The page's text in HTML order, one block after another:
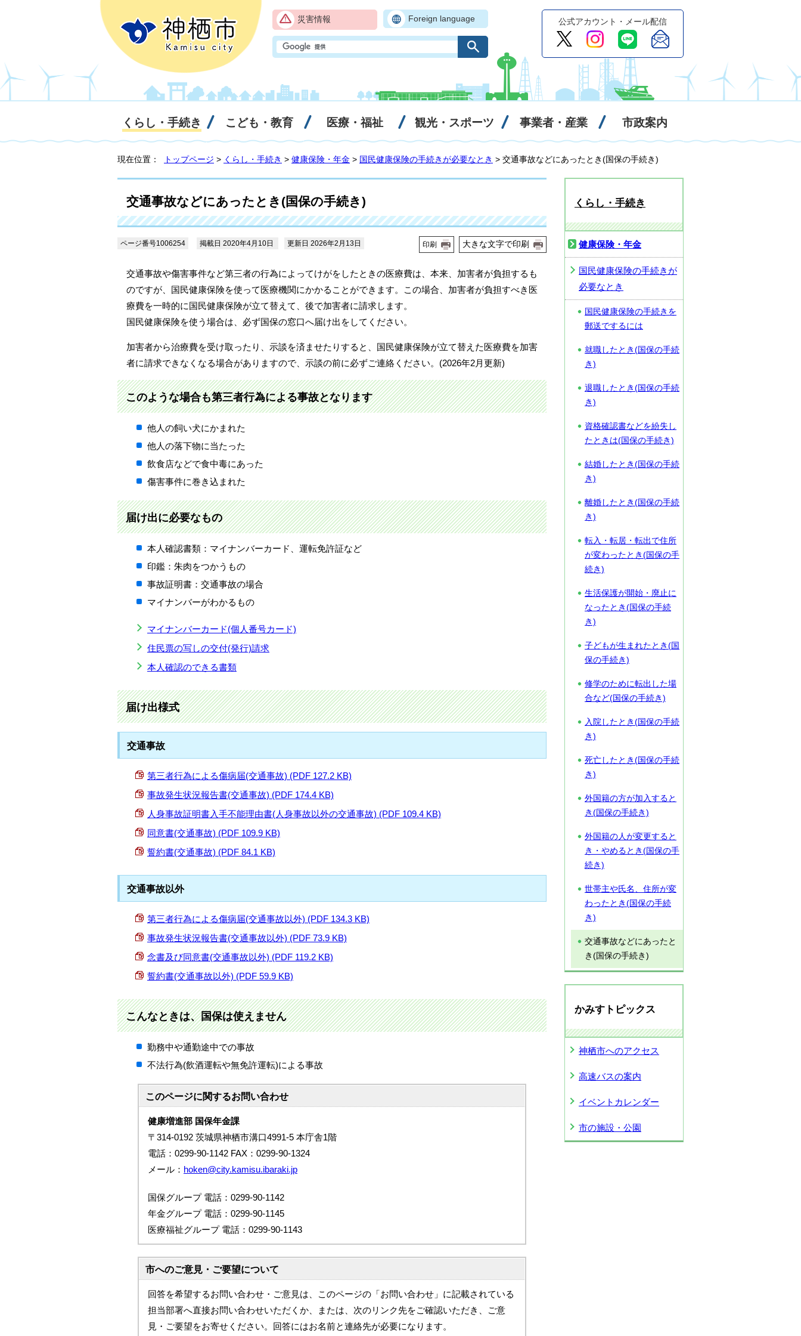
災害情報 Foreign language 公式アカウント・メール配信
くらし・手続き こども・教育 医療・福祉 観光・スポーツ 事業者・産業 市政案内
現在位置： トップページ > くらし・手続き > 健康保険・年金 > 国民健康保険の手続きが必要なとき > 交通事故などにあったとき(国保の手続き)
交通事故などにあったとき(国保の手続き)
ページ番号1006254 掲載日 2020年4月10日 更新日 2026年2月13日 印刷 大きな文字で印刷
交通事故や傷害事件など第三者の行為によってけがをしたときの医療費は、本来、加害者が負担するも
のですが、国民健康保険を使って医療機関にかかることができます。この場合、加害者が負担すべき医
療費を一時的に国民健康保険が立て替えて、後で加害者に請求します。
国民健康保険を使う場合は、必ず国保の窓口へ届け出をしてください。
加害者から治療費を受け取ったり、示談を済ませたりすると、国民健康保険が立て替えた医療費を加害
者に請求できなくなる場合がありますので、示談の前に必ずご連絡ください。(2026年2月更新)
このような場合も第三者行為による事故となります
他人の飼い犬にかまれた
他人の落下物に当たった
飲食店などで食中毒にあった
傷害事件に巻き込まれた
届け出に必要なもの
本人確認書類：マイナンバーカード、運転免許証など
印鑑：朱肉をつかうもの
事故証明書：交通事故の場合
マイナンバーがわかるもの
マイナンバーカード(個人番号カード)
住民票の写しの交付(発行)請求
本人確認のできる書類
届け出様式
交通事故
第三者行為による傷病届(交通事故) (PDF 127.2 KB)
事故発生状況報告書(交通事故) (PDF 174.4 KB)
人身事故証明書入手不能理由書(人身事故以外の交通事故) (PDF 109.4 KB)
同意書(交通事故) (PDF 109.9 KB)
誓約書(交通事故) (PDF 84.1 KB)
交通事故以外
第三者行為による傷病届(交通事故以外) (PDF 134.3 KB)
事故発生状況報告書(交通事故以外) (PDF 73.9 KB)
念書及び同意書(交通事故以外) (PDF 119.2 KB)
誓約書(交通事故以外) (PDF 59.9 KB)
こんなときは、国保は使えません
勤務中や通勤途中での事故
不法行為(飲酒運転や無免許運転)による事故
このページに関するお問い合わせ
健康増進部 国保年金課
〒314-0192 茨城県神栖市溝口4991-5 本庁舎1階
電話：0299-90-1142 FAX：0299-90-1324
メール： hoken@city.kamisu.ibaraki.jp
国保グループ 電話：0299-90-1142
年金グループ 電話：0299-90-1145
医療福祉グループ 電話：0299-90-1143
市へのご意見・ご要望について
回答を希望するお問い合わせ・ご意見は、このページの「お問い合わせ」に記載されている
担当部署へ直接お問い合わせいただくか、または、次のリンク先をご確認いただき、ご意
見・ご要望をお寄せください。回答にはお名前と連絡先が必要になります。
くらし・手続き
健康保険・年金
国民健康保険の手続きが
必要なとき
国民健康保険の手続きを
郵送でするには
就職したとき(国保の手続
き)
退職したとき(国保の手続
き)
資格確認書などを紛失し
たときは(国保の手続き)
結婚したとき(国保の手続
き)
離婚したとき(国保の手続
き)
転入・転居・転出で住所
が変わったとき(国保の手
続き)
生活保護が開始・廃止に
なったとき(国保の手続
き)
子どもが生まれたとき(国
保の手続き)
修学のために転出した場
合など(国保の手続き)
入院したとき(国保の手続
き)
死亡したとき(国保の手続
き)
外国籍の方が加入すると
き(国保の手続き)
外国籍の人が変更すると
き・やめるとき(国保の手
続き)
世帯主や氏名、住所が変
わったとき(国保の手続
き)
交通事故などにあったと
き(国保の手続き)
かみすトピックス
神栖市へのアクセス
高速バスの案内
イベントカレンダー
市の施設・公園